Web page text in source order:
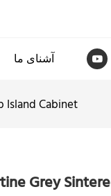
آشنای ما
Island Cabinet
Grey